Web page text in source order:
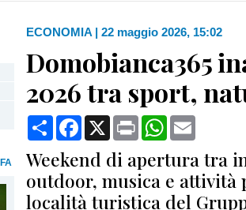
ECONOMIA | 22 maggio 2026, 15:02
Domobianca365
2026 tra sport,
CondividiFacebook
X Print WhatsApp
Weekend di apertura tra
outdoor, musica e
località turistica del